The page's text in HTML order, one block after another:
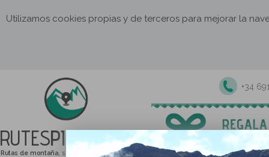
Utilizamos cookies propias y de terceros para mejorar la
RUTESPIRINEUS
Rutas de montaña, senderismo y excursiones
+34